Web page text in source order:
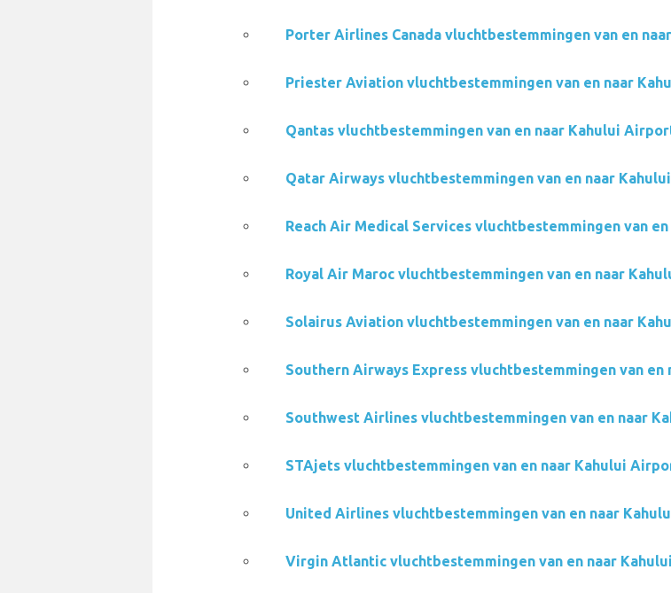
Porter Airlines Canada vluchtbestemmingen van en
Priester Aviation vluchtbestemmingen van en naar
Qantas vluchtbestemmingen van en naar Kahului
Qatar Airways vluchtbestemmingen van en naar
Reach Air Medical Services vluchtbestemmingen van
Royal Air Maroc vluchtbestemmingen van en naar
Solairus Aviation vluchtbestemmingen van en naar
Southern Airways Express vluchtbestemmingen van en
Southwest Airlines vluchtbestemmingen van en naar
STAjets vluchtbestemmingen van en naar Kahului
United Airlines vluchtbestemmingen van en naar
Virgin Atlantic vluchtbestemmingen van en naar